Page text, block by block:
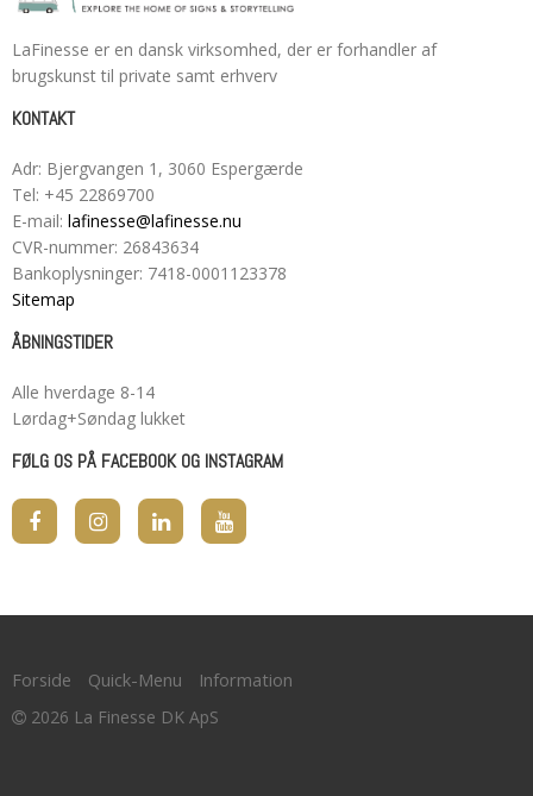
LaFinesse er en dansk virksomhed, der er forhandler af
brugskunst til private samt erhverv
KONTAKT
Adr: Bjergvangen 1 , 3060 Espergærde
Tel: +45 22869700
E-mail: lafinesse@lafinesse.nu
CVR-nummer: 26843634
Bankoplysninger: 7418-0001123378
Sitemap
ÅBNINGSTIDER
Alle hverdage 8-14
Lørdag+Søndag lukket
FØLG OS PÅ FACEBOOK OG INSTAGRAM
Forside Quick-Menu Information
2026 La Finesse DK ApS